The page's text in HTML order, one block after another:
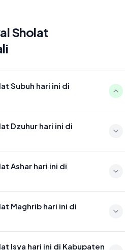
Sholat
Subuh hari ini di
Dzuhur hari ini di
Ashar hari ini di
Maghrib hari ini di
Isya hari ini di Kabupaten